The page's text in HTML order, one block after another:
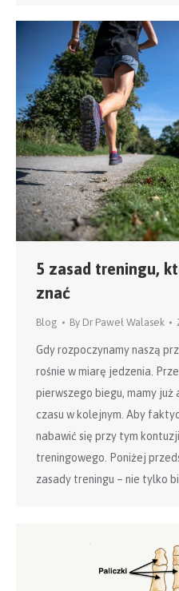
5 zasad treningu,
znać
Blog By Dr Paweł Walasek
Gdy rozpoczynamy naszą
rośnie w miarę jedzenia.
pierwszego biegu, mamy już
czasu w kolejnym. Aby
nabawić się przy tym
treningowego. Poniżej
zasady treningu – nie tylko